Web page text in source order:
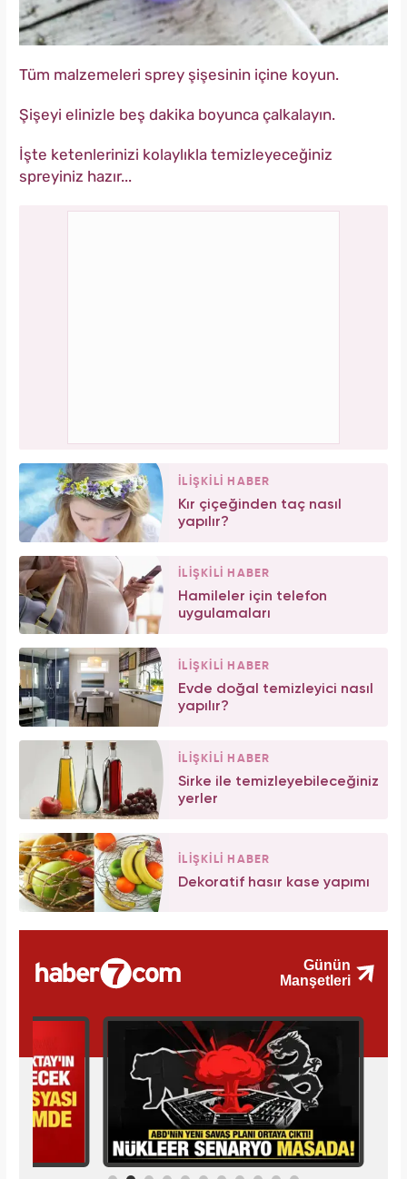
Tüm malzemeleri sprey şişesinin içine koyun.
Şişeyi elinizle beş dakika boyunca çalkalayın.
İşte ketenlerinizi kolaylıkla temizleyeceğiniz
spreyiniz hazır...
İLİŞKİLİ HABER
Kır çiçeğinden taç nasıl
yapılır?
İLİŞKİLİ HABER
Hamileler için telefon
uygulamaları
İLİŞKİLİ HABER
Evde doğal temizleyici nasıl
yapılır?
İLİŞKİLİ HABER
Sirke ile temizleyebileceğiniz
yerler
İLİŞKİLİ HABER
Dekoratif hasır kase yapımı